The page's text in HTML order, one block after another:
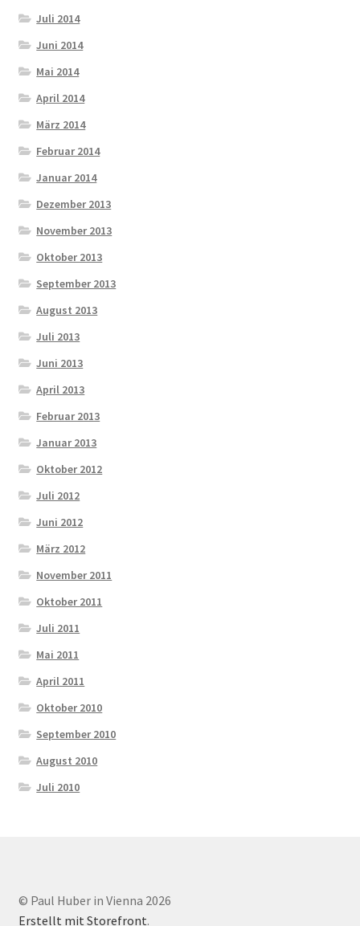
Juli 2014
Juni 2014
Mai 2014
April 2014
März 2014
Februar 2014
Januar 2014
Dezember 2013
November 2013
Oktober 2013
September 2013
August 2013
Juli 2013
Juni 2013
April 2013
Februar 2013
Januar 2013
Oktober 2012
Juli 2012
Juni 2012
März 2012
November 2011
Oktober 2011
Juli 2011
Mai 2011
April 2011
Oktober 2010
September 2010
August 2010
Juli 2010
© Paul Huber in Vienna 2026
Erstellt mit Storefront.